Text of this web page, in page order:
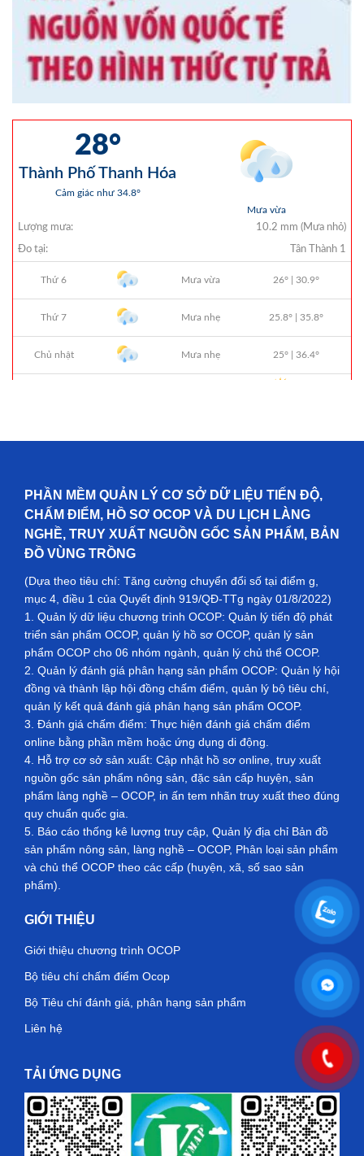
PHẦN MỀM QUẢN LÝ CƠ SỞ DỮ LIỆU TIẾN ĐỘ,
CHẤM ĐIỂM, HỒ SƠ OCOP VÀ DU LỊCH LÀNG
NGHỀ, TRUY XUẤT NGUỒN GỐC SẢN PHẨM, BẢN
ĐỒ VÙNG TRỒNG
(Dựa theo tiêu chí: Tăng cường chuyển đổi số tại điểm g,
mục 4, điều 1 của Quyết định 919/QĐ-TTg ngày 01/8/2022)
1. Quản lý dữ liệu chương trình OCOP: Quản lý tiến độ phát
triển sản phẩm OCOP, quản lý hồ sơ OCOP, quản lý sản
phẩm OCOP cho 06 nhóm ngành, quản lý chủ thể OCOP.
2. Quản lý đánh giá phân hạng sản phẩm OCOP: Quản lý hội
đồng và thành lập hội đồng chấm điểm, quản lý bộ tiêu chí,
quản lý kết quả đánh giá phân hạng sản phẩm OCOP.
3. Đánh giá chấm điểm: Thực hiện đánh giá chấm điểm
online bằng phần mềm hoặc ứng dụng di động.
4. Hỗ trợ cơ sở sản xuất: Cập nhật hồ sơ online, truy xuất
nguồn gốc sản phẩm nông sản, đặc sản cấp huyện, sản
phẩm làng nghề – OCOP, in ấn tem nhãn truy xuất theo đúng
quy chuẩn quốc gia.
5. Báo cáo thống kê lượng truy cập, Quản lý địa chỉ Bản đồ
sản phẩm nông sản, làng nghề – OCOP, Phân loại sản phẩm
và chủ thể OCOP theo các cấp (huyện, xã, số sao sản
phẩm).
GIỚI THIỆU
Giới thiệu chương trình OCOP
Bộ tiêu chí chấm điểm Ocop
Bộ Tiêu chí đánh giá, phân hạng sản phẩm
Liên hệ
TẢI ỨNG DỤNG